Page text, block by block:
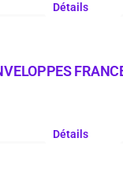
Détails
Détails